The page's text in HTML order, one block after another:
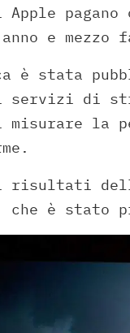
e mezzo
è stata
di
la
i risultati
che è stato